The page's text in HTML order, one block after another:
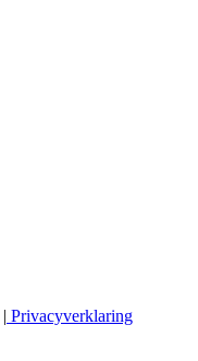
| Privacyverklaring